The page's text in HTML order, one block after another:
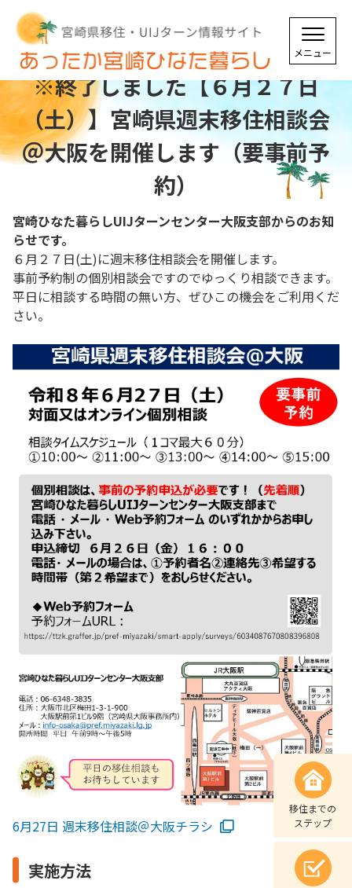
※終了しました【６月２７日
（土）】宮崎県週末移住相談会
＠大阪を開催します（要事前予
約）
宮崎ひなた暮らしUIJターンセンター大阪支部からのお知
らせです。
６月２７日(土)に週末移住相談会を開催します。
事前予約制の個別相談会ですのでゆっくり相談できます。
平日に相談する時間の無い方、ぜひこの機会をご利用くだ
さい。
6月27日 週末移住相談＠大阪チラシ
実施方法
移住までの
ステップ